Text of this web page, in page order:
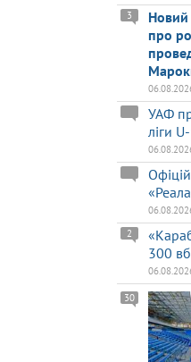
Новий
про
3
УАФ
ліги
300
2
30